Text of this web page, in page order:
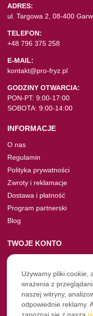
ADRES:
ul. Targowa 2, 08-400
TELEFON:
+48 796 375 258
E-MAIL:
kontakt@pro-fryz.pl
GODZINY OTWARCIA:
PON-PT: 9:00-17:00
SOBOTA: 9:00-14:00
INFORMACJE
O nas
Regulamin
Polityka prywatności
Zwroty i reklamacje
Dostawa i płatność
Program partnerski
Blog
TWOJE KONTO
Moje konto
Nie pamiętasz hasła?
Twoje zamówienia
NASZE SOCIALE
Używamy pliki cookie,
wrażenia z
naszej witryny,
odpowiednie reklamy.